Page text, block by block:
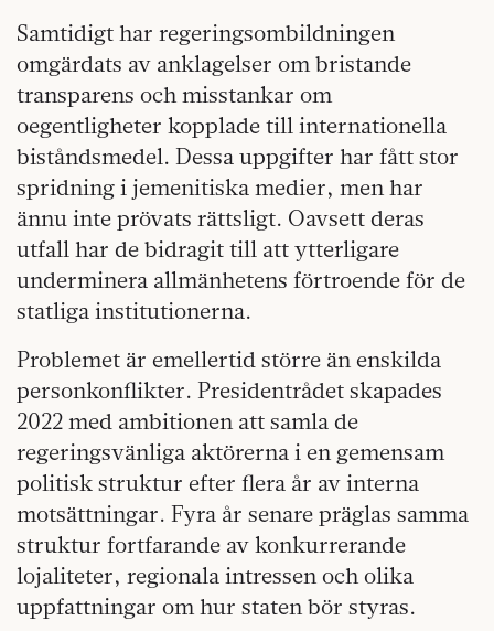
Samtidigt har regeringsombildningen
omgärdats av anklagelser om bristande
transparens och misstankar om
oegentligheter kopplade till internationella
biståndsmedel. Dessa uppgifter har fått stor
spridning i jemenitiska medier, men har
ännu inte prövats rättsligt. Oavsett deras
utfall har de bidragit till att ytterligare
underminera allmänhetens förtroende för de
statliga institutionerna.
Problemet är emellertid större än enskilda
personkonflikter. Presidentrådet skapades
2022 med ambitionen att samla de
regeringsvänliga aktörerna i en gemensam
politisk struktur efter flera år av interna
motsättningar. Fyra år senare präglas samma
struktur fortfarande av konkurrerande
lojaliteter, regionala intressen och olika
uppfattningar om hur staten bör styras.